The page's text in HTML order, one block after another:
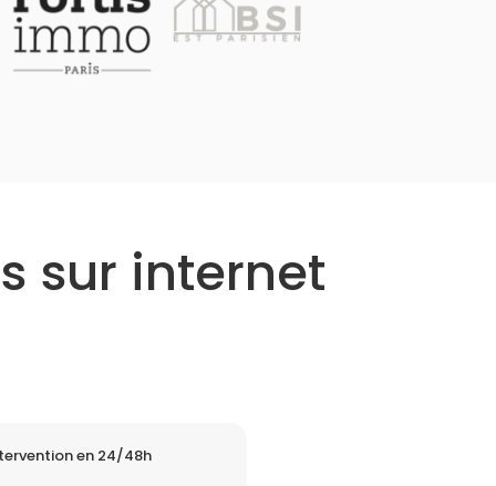
sur internet
en 24/48h